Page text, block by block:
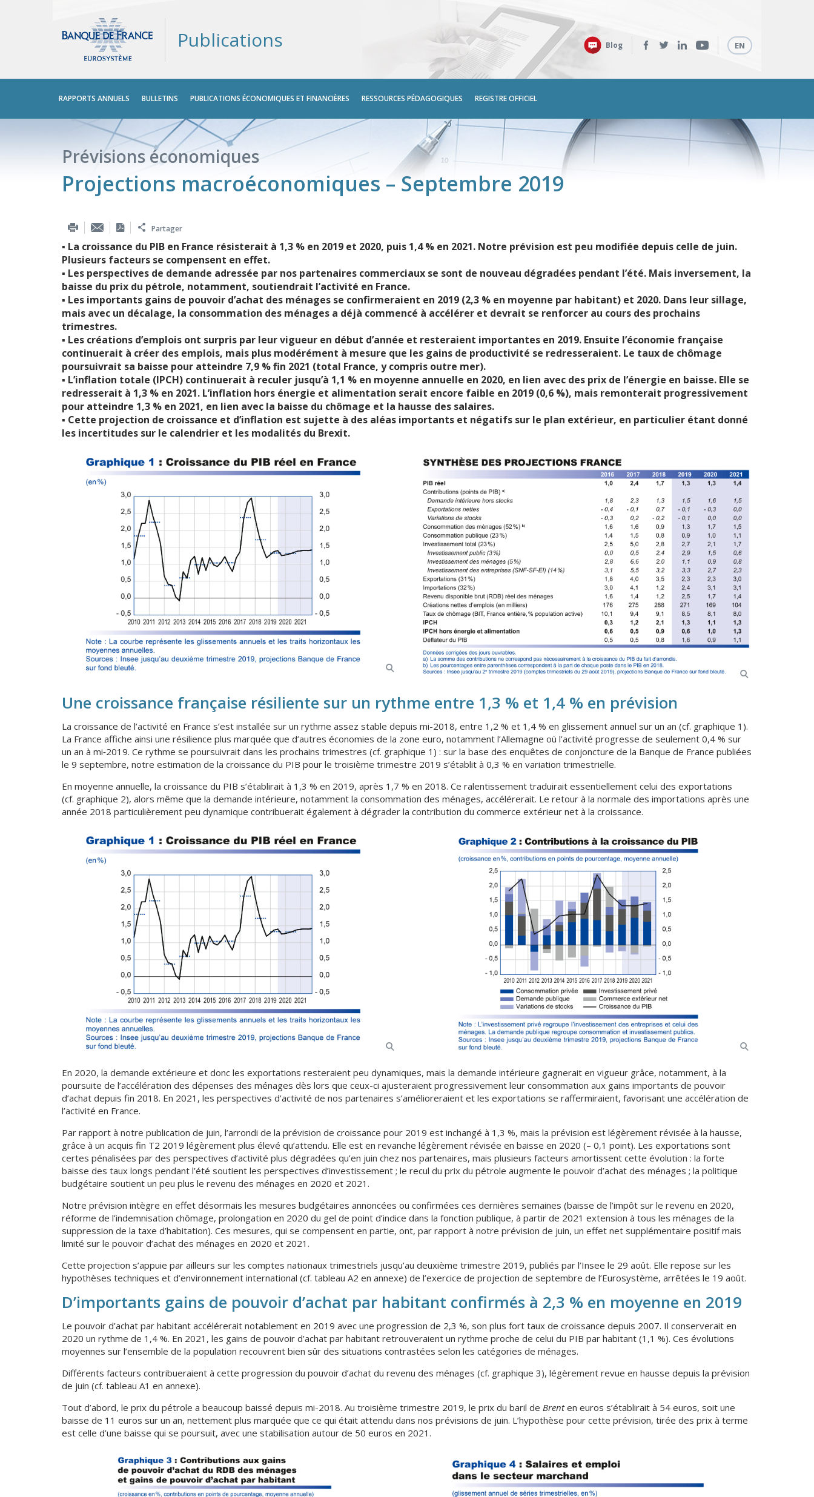
Publications
Retrouvez-
:
Blog Langues
EN
principal
RAPPORTS ANNUELS BULLETINS PUBLICATIONS ÉCONOMIQUES ET FINANCIÈRES RESSOURCES PÉDAGOGIQUES REGISTRE OFFICIEL
Prévisions économiques
Projections macroéconomiques – Septembre 2019
Partager
▪ La croissance du PIB en France résisterait à 1,3 % en 2019 et 2020, puis 1,4 % en 2021. Notre prévision est peu modifiée depuis celle de juin.
Plusieurs facteurs se compensent en effet.
▪ Les perspectives de demande adressée par nos partenaires commerciaux se sont de nouveau dégradées pendant l’été. Mais inversement, la
baisse du prix du pétrole, notamment, soutiendrait l’activité en France.
▪ Les importants gains de pouvoir d’achat des ménages se confirmeraient en 2019 (2,3 % en moyenne par habitant) et 2020. Dans leur sillage,
mais avec un décalage, la consommation des ménages a déjà commencé à accélérer et devrait se renforcer au cours des prochains
trimestres.
▪ Les créations d’emplois ont surpris par leur vigueur en début d’année et resteraient importantes en 2019. Ensuite l’économie française
continuerait à créer des emplois, mais plus modérément à mesure que les gains de productivité se redresseraient. Le taux de chômage
poursuivrait sa baisse pour atteindre 7,9 % fin 2021 (total France, y compris outre mer).
▪ L’inflation totale (IPCH) continuerait à reculer jusqu’à 1,1 % en moyenne annuelle en 2020, en lien avec des prix de l’énergie en baisse. Elle se
redresserait à 1,3 % en 2021. L’inflation hors énergie et alimentation serait encore faible en 2019 (0,6 %), mais remonterait progressivement
pour atteindre 1,3 % en 2021, en lien avec la baisse du chômage et la hausse des salaires.
▪ Cette projection de croissance et d’inflation est sujette à des aléas importants et négatifs sur le plan extérieur, en particulier étant donné
les incertitudes sur le calendrier et les modalités du Brexit.
Une croissance française résiliente sur un rythme entre 1,3 % et 1,4 % en prévision
La croissance de l’activité en France s’est installée sur un rythme assez stable depuis mi-2018, entre 1,2 % et 1,4 % en glissement annuel sur un an (cf. graphique 1).
La France affiche ainsi une résilience plus marquée que d’autres économies de la zone euro, notamment l’Allemagne où l’activité progresse de seulement 0,4 % sur
un an à mi‑2019. Ce rythme se poursuivrait dans les prochains trimestres (cf. graphique 1) : sur la base des enquêtes de conjoncture de la Banque de France publiées
le 9 septembre, notre estimation de la croissance du PIB pour le troisième trimestre 2019 s’établit à 0,3 % en variation trimestrielle.
En moyenne annuelle, la croissance du PIB s’établirait à 1,3 % en 2019, après 1,7 % en 2018. Ce ralentissement traduirait essentiellement celui des exportations
(cf. graphique 2), alors même que la demande intérieure, notamment la consommation des ménages, accélérerait. Le retour à la normale des importations après une
année 2018 particulièrement peu dynamique contribuerait également à dégrader la contribution du commerce extérieur net à la croissance.
En 2020, la demande extérieure et donc les exportations resteraient peu dynamiques, mais la demande intérieure gagnerait en vigueur grâce, notamment, à la
poursuite de l’accélération des dépenses des ménages dès lors que ceux-ci ajusteraient progressivement leur consommation aux gains importants de pouvoir
d’achat depuis fin 2018. En 2021, les perspectives d’activité de nos partenaires s’amélioreraient et les exportations se raffermiraient, favorisant une accélération de
l’activité en France.
Par rapport à notre publication de juin, l’arrondi de la prévision de croissance pour 2019 est inchangé à 1,3 %, mais la prévision est légèrement révisée à la hausse,
grâce à un acquis fin T2 2019 légèrement plus élevé qu’attendu. Elle est en revanche légèrement révisée en baisse en 2020 (– 0,1 point). Les exportations sont
certes pénalisées par des perspectives d’activité plus dégradées qu’en juin chez nos partenaires, mais plusieurs facteurs amortissent cette évolution : la forte
baisse des taux longs pendant l’été soutient les perspectives d’investissement ; le recul du prix du pétrole augmente le pouvoir d’achat des ménages ; la politique
budgétaire soutient un peu plus le revenu des ménages en 2020 et 2021.
Notre prévision intègre en effet désormais les mesures budgétaires annoncées ou confirmées ces dernières semaines (baisse de l’impôt sur le revenu en 2020,
réforme de l’indemnisation chômage, prolongation en 2020 du gel de point d’indice dans la fonction publique, à partir de 2021 extension à tous les ménages de la
suppression de la taxe d’habitation). Ces mesures, qui se compensent en partie, ont, par rapport à notre prévision de juin, un effet net supplémentaire positif mais
limité sur le pouvoir d’achat des ménages en 2020 et 2021.
Cette projection s’appuie par ailleurs sur les comptes nationaux trimestriels jusqu’au deuxième trimestre 2019, publiés par l’Insee le 29 août. Elle repose sur les
hypothèses techniques et d’environnement international (cf. tableau A2 en annexe) de l’exercice de projection de septembre de l’Eurosystème, arrêtées le 19 août.
D’importants gains de pouvoir d’achat par habitant confirmés à 2,3 % en moyenne en 2019
Le pouvoir d’achat par habitant accélérerait notablement en 2019 avec une progression de 2,3 %, son plus fort taux de croissance depuis 2007. Il conserverait en
2020 un rythme de 1,4 %. En 2021, les gains de pouvoir d’achat par habitant retrouveraient un rythme proche de celui du PIB par habitant (1,1 %). Ces évolutions
moyennes sur l’ensemble de la population recouvrent bien sûr des situations contrastées selon les catégories de ménages.
Différents facteurs contribueraient à cette progression du pouvoir d’achat du revenu des ménages (cf. graphique 3), légèrement revue en hausse depuis la prévision
de juin (cf. tableau A1 en annexe).
Tout d’abord, le prix du pétrole a beaucoup baissé depuis mi-2018. Au troisième trimestre 2019, le prix du baril de Brenten euros s’établirait à 54 euros, soit une
baisse de 11 euros sur un an, nettement plus marquée que ce qui était attendu dans nos prévisions de juin. L’hypothèse pour cette prévision, tirée des prix à terme
est celle d’une baisse qui se poursuit, avec une stabilisation autour de 50 euros en 2021.